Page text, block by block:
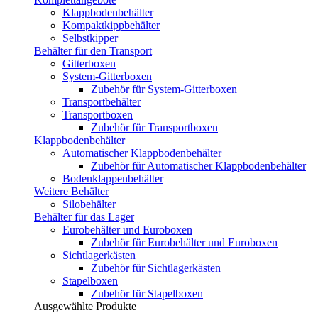
Klappbodenbehälter
Kompaktkippbehälter
Selbstkipper
Behälter für den Transport
Gitterboxen
System-Gitterboxen
Zubehör für System-Gitterboxen
Transportbehälter
Transportboxen
Zubehör für Transportboxen
Klappbodenbehälter
Automatischer Klappbodenbehälter
Zubehör für Automatischer Klappbodenbehälter
Bodenklappenbehälter
Weitere Behälter
Silobehälter
Behälter für das Lager
Eurobehälter und Euroboxen
Zubehör für Eurobehälter und Euroboxen
Sichtlagerkästen
Zubehör für Sichtlagerkästen
Stapelboxen
Zubehör für Stapelboxen
Ausgewählte Produkte